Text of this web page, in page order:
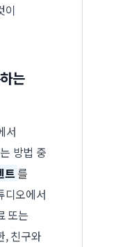
이
는
서
방법 중
트를
디오에서
또는
, 친구와